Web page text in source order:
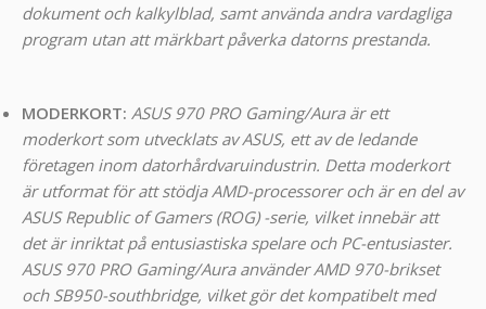
dokument och kalkylblad, samt använda andra vardagliga
program utan att märkbart påverka datorns prestanda.
MODERKORT: ASUS 970 PRO Gaming/Aura är ett
moderkort som utvecklats av ASUS, ett av de ledande
företagen inom datorhårdvaruindustrin. Detta moderkort
är utformat för att stödja AMD-processorer och är en del av
ASUS Republic of Gamers (ROG) -serie, vilket innebär att
det är inriktat på entusiastiska spelare och PC-entusiaster.
ASUS 970 PRO Gaming/Aura använder AMD 970-brikset
och SB950-southbridge, vilket gör det kompatibelt med